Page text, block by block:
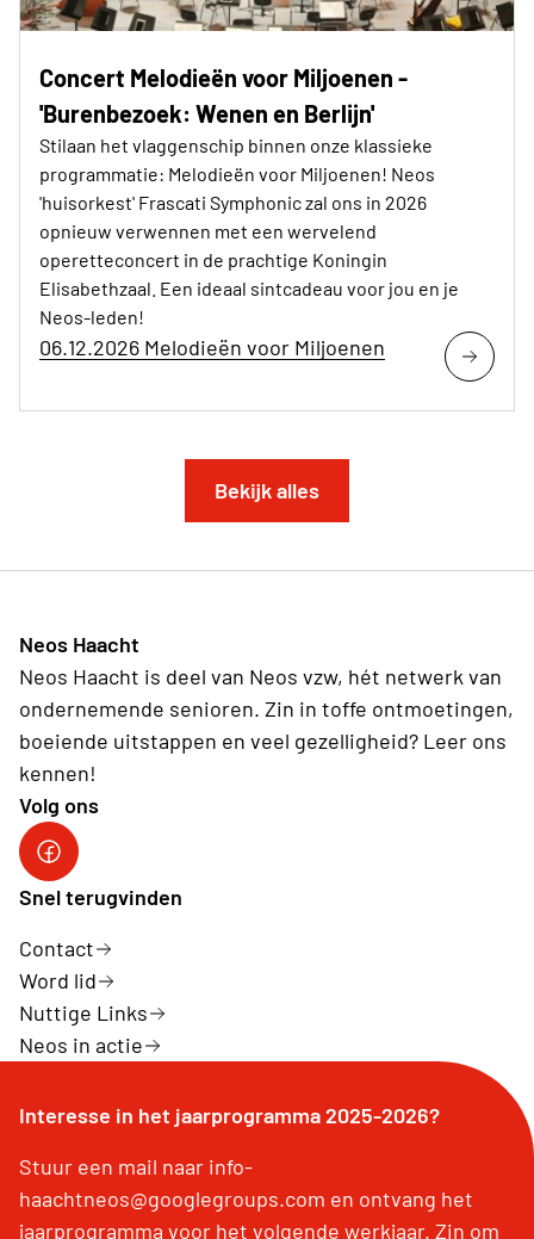
Concert Melodieën voor Miljoenen -
'Burenbezoek: Wenen en Berlijn'
Stilaan het vlaggenschip binnen onze klassieke
programmatie: Melodieën voor Miljoenen! Neos
'huisorkest' Frascati Symphonic zal ons in 2026
opnieuw verwennen met een wervelend
operetteconcert in de prachtige Koningin
Elisabethzaal. Een ideaal sintcadeau voor jou en je
Neos-leden!
06.12.2026 Melodieën voor Miljoenen
Bekijk alles
Neos Haacht
Neos Haacht is deel van Neos vzw, hét netwerk van
ondernemende senioren. Zin in toffe ontmoetingen,
boeiende uitstappen en veel gezelligheid? Leer ons
kennen!
Volg ons
Facebook pagina Haacht
Snel terugvinden
Contact
Word lid
Nuttige Links
Neos in actie
Interesse in het jaarprogramma 2025-2026?
Stuur een mail naar info-
haachtneos@googlegroups.com en ontvang het
jaarprogramma voor het volgende werkjaar. Zin om